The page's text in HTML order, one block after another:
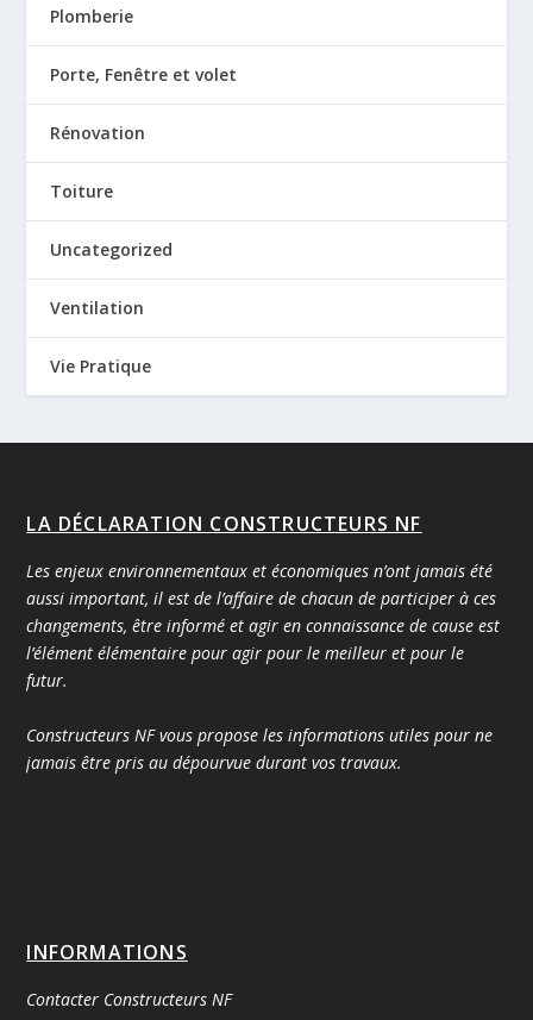
Plomberie
Porte, Fenêtre et volet
Rénovation
Toiture
Uncategorized
Ventilation
Vie Pratique
LA DÉCLARATION CONSTRUCTEURS NF
Les enjeux environnementaux et économiques n’ont jamais été
aussi important, il est de l’affaire de chacun de participer à ces
changements, être informé et agir en connaissance de cause est
l’élément élémentaire pour agir pour le meilleur et pour le
futur.
Constructeurs NF vous propose les informations utiles pour ne
jamais être pris au dépourvue durant vos travaux.
INFORMATIONS
Contacter Constructeurs NF